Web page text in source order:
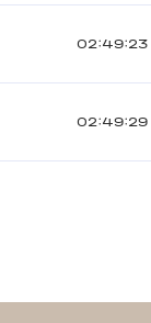
02:49:23
02:49:29